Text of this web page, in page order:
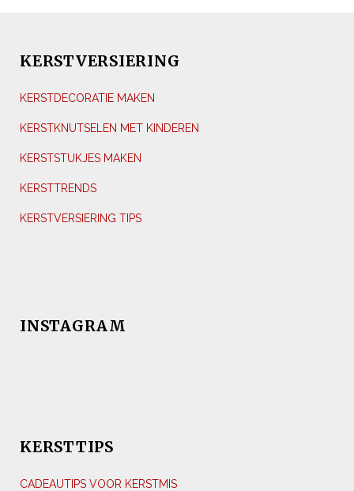
KERSTVERSIERING
KERSTDECORATIE MAKEN
KERSTKNUTSELEN MET KINDEREN
KERSTSTUKJES MAKEN
KERSTTRENDS
KERSTVERSIERING TIPS
INSTAGRAM
KERSTTIPS
CADEAUTIPS VOOR KERSTMIS